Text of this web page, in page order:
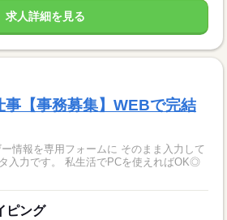
求人詳細を見る
事【事務募集】WEBで完結
入力です。 私生活でPCを使えればOK◎
ピング